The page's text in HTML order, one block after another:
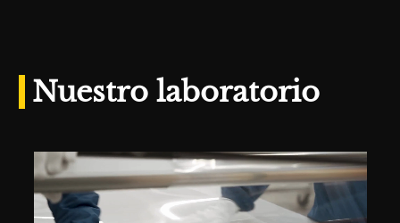
Nuestro laboratorio